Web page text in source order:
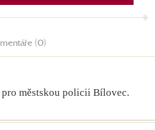
(0)
městskou policii Bílovec.